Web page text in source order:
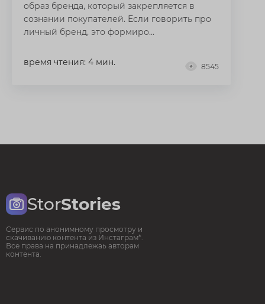
образ бренда, который закрепляется в
сознании покупателей. Если говорить про
личный бренд, это формиро...
время чтения: 4 мин. 8545
StorStories
Сервис по анонимному просмотру и
скачиванию контента из Инстаграм*.
Все права на принадлежаь авторам
контента.